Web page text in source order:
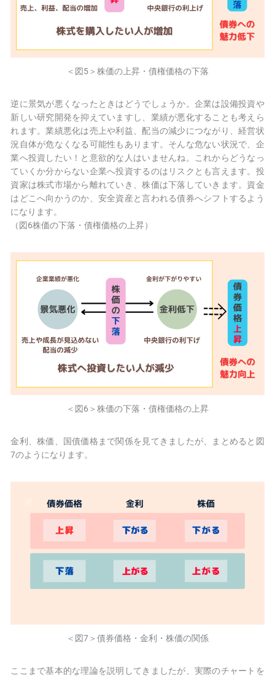
＜図5＞株価の上昇・債権価格の下落
逆に景気が悪くなったときはどうでしょうか。企業は設備投資や
新しい研究開発を抑えていますし、業績が悪化することも考えら
れます。業績悪化は売上や利益、配当の減少につながり、経営状
況自体が危なくなる可能性もあります。そんな危ない状況で、企
業へ投資したい！と意欲的な人はいませんね。これからどうなっ
ていくか分からない企業へ投資するのはリスクとも言えます。投
資家は株式市場から離れていき、株価は下落していきます。資金
はどこへ向かうのか、安全資産と言われる債券へシフトするよう
になります。
（図6株価の下落・債権価格の上昇）
＜図6＞株価の下落・債権価格の上昇
金利、株価、国債価格まで関係を見てきましたが、まとめると図
7のようになります。
＜図7＞債券価格・金利・株価の関係
ここまで基本的な理論を説明してきましたが、実際のチャートを